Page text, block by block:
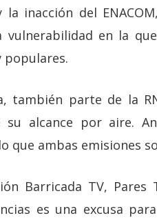
inacción del
en la
también parte de la
su alcance por aire.
que ambas emisiones
Barricada TV, Pares
es una excusa